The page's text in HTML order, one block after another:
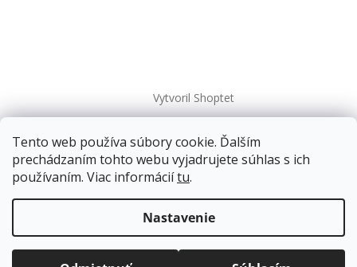
Tento web používa súbory cookie. Ďalším
prechádzaním tohto webu vyjadrujete súhlas s ich
používaním. Viac informáciítu.
Nastavenie
Doprava zadarmopre balíkové zásielky v hodnote
nad120 EUR*.
Balíky zasielame už od4 EUR.
Vytvoril Shoptet
Copyright 2026kovanieplus. Všetky práva vyhradené.